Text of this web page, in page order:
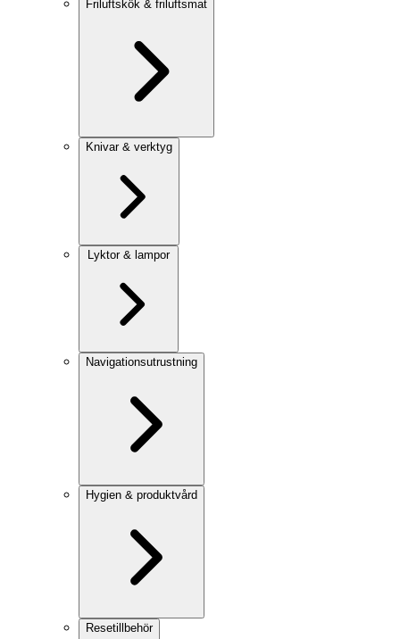
Friluftskök & friluftsmat
Knivar & verktyg
Lyktor & lampor
Navigationsutrustning
Hygien & produktvård
Resetillbehör